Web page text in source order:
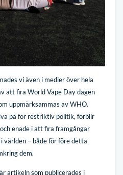
vi även i medier över hela
att fira World Vape Day dagen
uppmärksammas av WHO.
på för restriktiv politik, förblir
enade i att fira framgångar
världen – både för före detta
dem.
artikeln som publicerades i